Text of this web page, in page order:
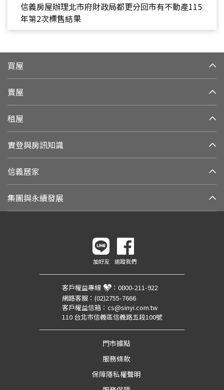
信義房屋辦理北市府財政局都更分回市有不動產115
年第2次標售結果
買屋
賣屋
租屋
實登與房訊知識
信義居家
集團與永續發展
加好友 追蹤我們
客戶權益專線 ： 0800-211-922
網路客服： (02)2755-7666
客戶權益信箱： cs@sinyi.com.tw
110 台北市信義區信義路五段100號
門市據點
服務條款
保障隱私權聲明